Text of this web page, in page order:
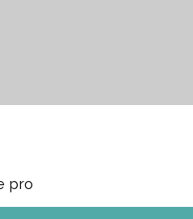
pro